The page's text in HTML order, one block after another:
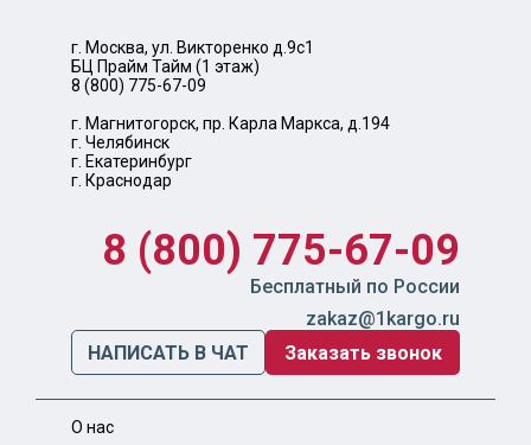
г. Москва, ул. Викторенко д.9с1
БЦ Прайм Тайм (1 этаж)
8 (800) 775-67-09
г. Магнитогорск, пр. Карла Маркса, д.194
г. Челябинск
г. Екатеринбург
г. Краснодар
8 (800) 775-67-09
Бесплатный по России
zakaz@1kargo.ru
НАПИСАТЬ В ЧАТ
Заказать звонок
О нас